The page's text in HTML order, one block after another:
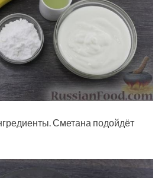
Сметана подойдёт